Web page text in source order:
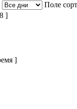
Поле
]
]